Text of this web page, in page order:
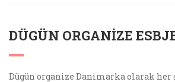
DÜGÜN ORGANIZE
Dügün organize Danimarka olarak